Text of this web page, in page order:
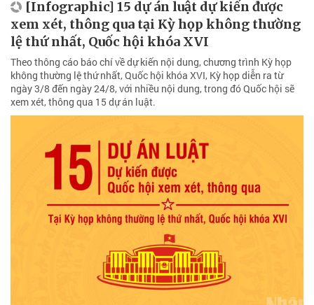
[Infographic] 15 dự án luật dự kiến được
xem xét, thông qua tại Kỳ họp không thường
lệ thứ nhất, Quốc hội khóa XVI
Theo thông cáo báo chí về dự kiến nội dung, chương trình Kỳ họp
không thường lệ thứ nhất, Quốc hội khóa XVI, Kỳ họp diễn ra từ
ngày 3/8 đến ngày 24/8, với nhiều nội dung, trong đó Quốc hội sẽ
xem xét, thông qua 15 dự án luật.